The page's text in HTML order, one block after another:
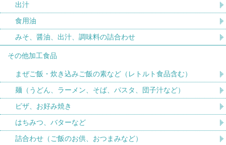
出汁
食用油
みそ、醤油、出汁、調味料の詰合わせ
その他加工食品
まぜご飯・炊き込みご飯の素など（レトルト食品含む）
麺（うどん、ラーメン、そば、パスタ、団子汁など）
ピザ、お好み焼き
はちみつ、バターなど
詰合わせ（ご飯のお供、おつまみなど）